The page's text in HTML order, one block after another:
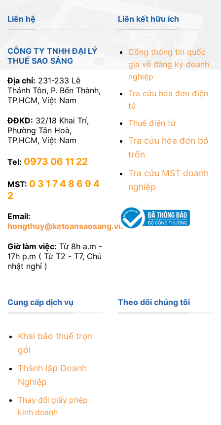
Liên hệ
CÔNG TY TNHH ĐẠI LÝ
THUẾ SAO SÁNG
Địa chỉ: 231-233 Lê
Thánh Tôn, P. Bến Thành,
TP.HCM, Việt Nam
ĐĐKD: 32/18 Khai Trí,
Phường Tân Hoà,
TP.HCM, Việt Nam
Tel: 0973 06 11 22
MST: 0 3 1 7 4 8 6 9 4
2
Email:
hongthuy@ketoansaosang.vn
Giờ làm việc: Từ 8h a.m -
17h p.m ( Từ T2 - T7, Chủ
nhật nghỉ )
Liên kết hữu ích
Cổng thông tin quốc
gia về đăng ký doanh
nghiệp
Tra cứu hóa đơn điện
tử
Thuế điện tử
Tra cứu hóa đơn bỏ
trốn
Tra cứu MST doanh
nghiệp
Cung cấp dịch vụ
Khai báo thuế trọn
gói
Thành lập Doanh
Nghiệp
Thay đổi giấy phép
kinh doanh
Theo dõi chúng tôi